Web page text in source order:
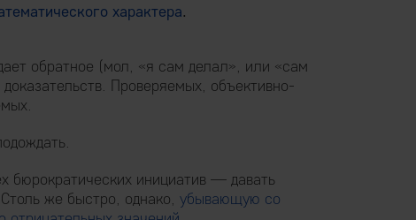
характера.
обратное (мол, «я сам делал», или «сам
Проверяемых, объективно-
бюрократических инициатив — давать
же быстро, однако, убывающую со